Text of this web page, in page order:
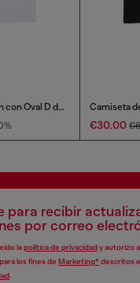
Camiseta de algodón con Oval D de denim
€30.00
para recibir
por correo
lapolítica de privacidady autorizo
los fines de Marketing*descritos